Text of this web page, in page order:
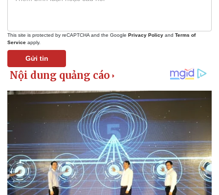
This site is protected by reCAPTCHA and the Google Privacy Policy and Terms of
Service apply.
Gửi tin